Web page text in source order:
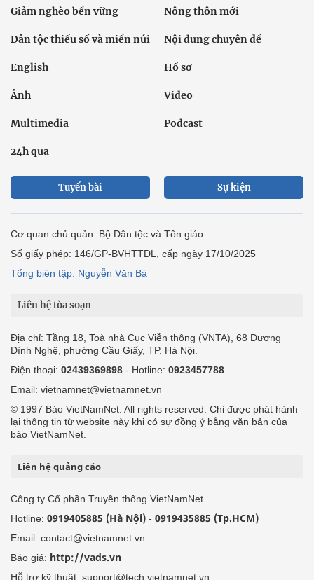
Giảm nghèo bền vững Nông thôn mới
Dân tộc thiểu số và miền núi Nội dung chuyên đề
English Hồ sơ
Ảnh Video
Multimedia Podcast
24h qua
Tuyến bài Sự kiện
Cơ quan chủ quản: Bộ Dân tộc và Tôn giáo
Số giấy phép: 146/GP-BVHTTDL, cấp ngày 17/10/2025
Tổng biên tập: Nguyễn Văn Bá
Liên hệ tòa soạn
Địa chỉ: Tầng 18, Toà nhà Cục Viễn thông (VNTA), 68 Dương
Đình Nghệ, phường Cầu Giấy, TP. Hà Nội.
Điện thoại: 02439369898 - Hotline: 0923457788
Email: vietnamnet@vietnamnet.vn
© 1997 Báo VietNamNet. All rights reserved. Chỉ được phát hành
lại thông tin từ website này khi có sự đồng ý bằng văn bản của
báo VietNamNet.
Liên hệ quảng cáo
Công ty Cổ phần Truyền thông VietNamNet
Hotline: 0919405885 (Hà Nội) - 0919435885 (Tp.HCM)
Email: contact@vietnamnet.vn
Báo giá: http://vads.vn
Hỗ trợ kỹ thuật: support@tech.vietnamnet.vn